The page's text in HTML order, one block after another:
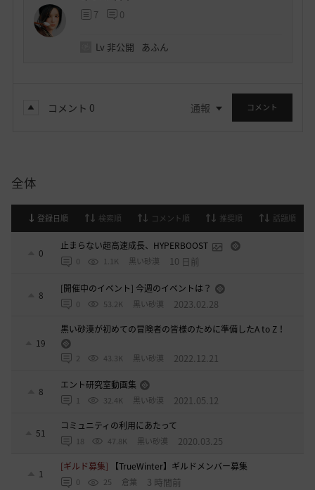
7 0
Lv 非公開 あふん
コメント 0 通報 コメント
全体
登録日順 検索順 コメント順 推奨順 話題順
0
止まらない超高速成長、HYPERBOOST
0 1.1K 黒い砂漠 10 日前
8
[開催中のイベント] 今週のイベントは？
0 53.2K 黒い砂漠 2023.02.28
19
黒い砂漠が初めての冒険者の皆様のために準備したA to Z！
2 43.3K 黒い砂漠 2022.12.21
8
エント研究室動画集
1 32.4K 黒い砂漠 2021.05.12
51
コミュニティの利用にあたって
18 47.8K 黒い砂漠 2020.03.25
1
[ギルド募集] 【TrueWinter】ギルドメンバー募集
0 25 倉葉 3 時間前